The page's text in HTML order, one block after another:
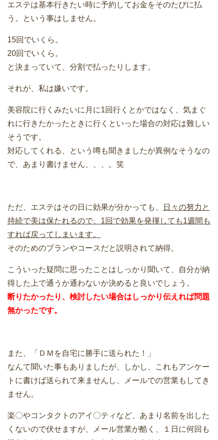
エステは基本行きたい時に予約してお金をそのたびに払
う。という事はしません。
15回でいくら。
20回でいくら。
と決まっていて、分割で払ったりします。
それが、私は嫌いです。
美容院に行くみたいに月に1回行くとかではなく、気まぐ
れに行きたかったときに行くといった場合の対応は難しい
そうです。
対応してくれる、という噂も聞きましたが異例なそうなの
で、あまり書けません、、、。笑
ただ、エステはその日に効果が分かっても、
日々の努力と
持続で美は保たれるので、1回で効果を発揮しても1週間も
すれば戻ってしまいます。
そのためのプランやコースだと説明されて納得。
こういった疑問に思ったことはしっかり聞いて、自分が納
得した上で通うか通わないか決めると良いでしょう。
断りたかったり、検討したい場合はしっかり伝えれば問題
無かったです。
また、「ＤＭを自宅に勝手に送られた！」
なんて聞いた事もありましたが、しかし、これもアンケー
トに書けば送られて来ませんし、メールでの営業もしてき
ません。
楽〇やコンタクトのアイ〇ティなど、あまり名前を出した
くないので伏せますが、メール営業が酷く、１日に何回も